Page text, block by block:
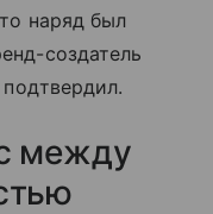
наряд был
создатель
между